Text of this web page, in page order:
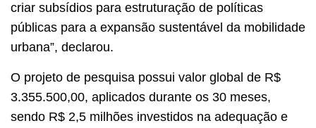
criar subsídios para estruturação de políticas
públicas para a expansão sustentável da mobilidade
urbana”, declarou.
O projeto de pesquisa possui valor global de R$
3.355.500,00, aplicados durante os 30 meses,
sendo R$ 2,5 milhões investidos na adequação e